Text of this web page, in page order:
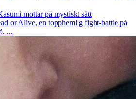
mottar på mystiskt sätt
or Alive, en topphemlig fight-battle på
...